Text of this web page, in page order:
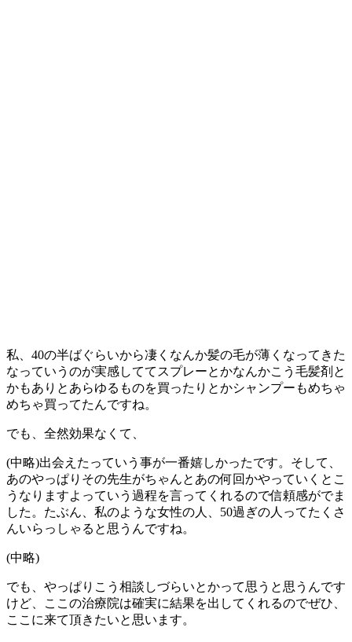
私、40の半ばぐらいから凄くなんか髪の毛が薄くなってきた
なっていうのが実感しててスプレーとかなんかこう毛髪剤と
かもありとあらゆるものを買ったりとかシャンプーもめちゃ
めちゃ買ってたんですね。
でも、全然効果なくて、
(中略)出会えたっていう事が一番嬉しかったです。そして、
あのやっぱりその先生がちゃんとあの何回かやっていくとこ
うなりますよっていう過程を言ってくれるので信頼感がでま
した。たぶん、私のような女性の人、50過ぎの人ってたくさ
んいらっしゃると思うんですね。
(中略)
でも、やっぱりこう相談しづらいとかって思うと思うんです
けど、ここの治療院は確実に結果を出してくれるのでぜひ、
ここに来て頂きたいと思います。